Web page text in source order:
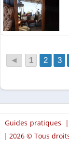
◄ 1 2 3
Guides pratiques |
| 2026 © Tous